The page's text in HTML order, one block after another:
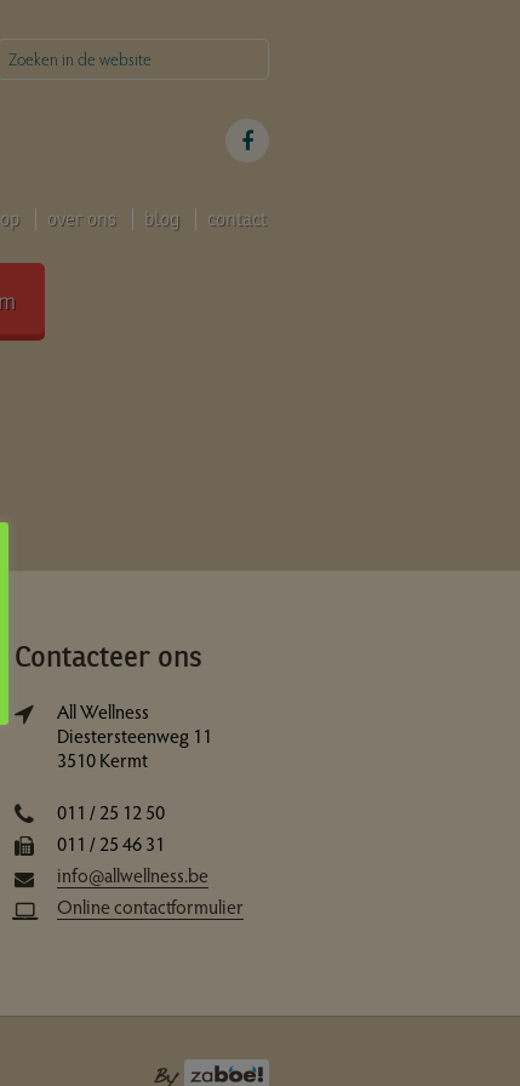
over ons blog contact
Contacteer ons
All Wellness
Diestersteenweg 11
3510 Kermt
011 / 25 12 50
011 / 25 46 31
info@allwellness.be
Online contactformulier